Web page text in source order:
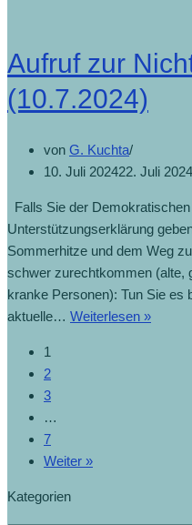
Aufruf zur
(10.7.2024)
von G. Kuchta
10. Juli 202422. Juli 2024
Falls Sie der
Unterstützungserklärung
Sommerhitze und dem Weg
schwer zurechtkommen (alte,
kranke Personen): Tun Sie es
aktuelle… Weiterlesen »
1
2
3
…
7
Weiter »
Kategorien